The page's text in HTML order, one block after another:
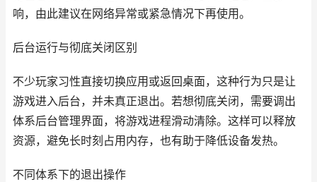
响，由此建议在网络异常或紧急情况下再使用。
后台运行与彻底关闭区别
不少玩家习性直接切换应用或返回桌面，这种行为只是让
游戏进入后台，并未真正退出。若想彻底关闭，需要调出
体系后台管理界面，将游戏进程滑动清除。这样可以释放
资源，避免长时刻占用内存，也有助于降低设备发热。
不同体系下的退出操作